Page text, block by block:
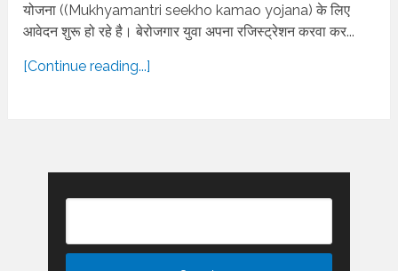
योजना ((Mukhyamantri seekho kamao yojana) के लिए
आवेदन शुरू हो रहे है। बेरोजगार युवा अपना रजिस्ट्रेशन करवा कर...
[Continue reading...]